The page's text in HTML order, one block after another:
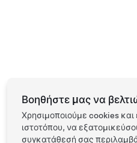
Βοηθήστε μας να
Χρησιμοποιούμε cookies
ιστοτόπου, να
συγκατάθεσή σας